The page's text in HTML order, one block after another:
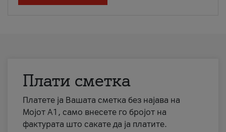
Плати сметка
Платете ја Вашата сметка без најава на
Мојот А1, само внесете го бројот на
фактурата што сакате да ја платите.